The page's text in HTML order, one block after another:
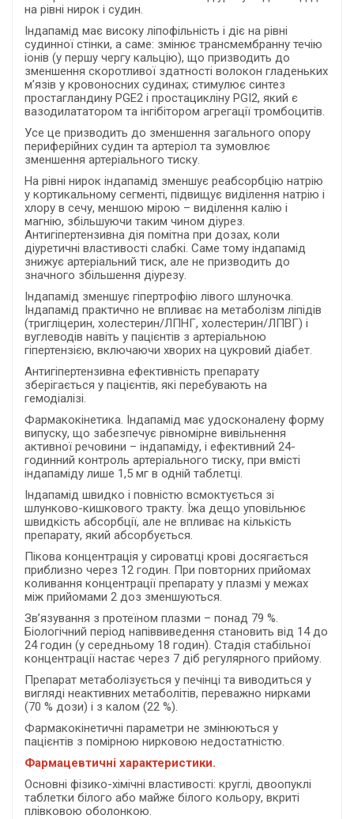
на рівні нирок і судин.
Індапамід має високу ліпофільність і діє на рівні
судинної стінки, а саме: змінює трансмембранну течію
іонів (у першу чергу кальцію), що призводить до
зменшення скоротливої здатності волокон гладеньких
м’язів у кровоносних судинах; стимулює синтез
простагландину PGE2 i простациклiну PGI2, який є
вазодилататором та iнгiбiтором агрегацiї тромбоцитiв.
Усе це призводить до зменшення загального опору
периферійних судин та артеріол та зумовлює
зменшення артеріального тиску.
На рівні нирок індапамiд зменшує реабсорбцiю натрiю
у кортикальному сегментi, пiдвищує видiлення натрiю i
хлору в сечу, меншою мiрою – видiлення калiю i
магнiю, збiльшуючи таким чином дiурез.
Антигiпертензивна дiя помiтна при дозах, коли
дiуретичнi властивостi слабкi. Саме тому індапамід
знижує артеріальний тиск, але не призводить до
значного збільшення діурезу.
Індапамід зменшує гiпертрофiю лiвого шлуночка.
Індапамiд практично не впливає на метаболiзм лiпiдiв
(тригліцерин, холестерин/ЛПНГ, холестерин/ЛПВГ) і
вуглеводiв навiть у пацієнтів з артеріальною
гіпертензією, включаючи хворих на цукровий діабет.
Антигiпертензивна ефективність препарату
зберігається у пацієнтів, які перебувають на
гемодіалізі.
Фармакокінетика. Індапамід має удосконалену форму
випуску, що забезпечує рівномірне вивільнення
активної речовини – індапаміду, і ефективний 24-
годинний контроль артеріального тиску, при вмісті
індапаміду лише 1,5 мг в одній таблетці.
Індапамід швидко і повністю всмоктується зі
шлунково-кишкового тракту. Їжа дещо уповільнює
швидкість абсорбції, але не впливає на кількість
препарату, який абсорбується.
Пікова концентрація у сироватці крові досягається
приблизно через 12 годин. При повторних прийомах
коливання концентрації препарату у плазмі у межах
між прийомами 2 доз зменшуються.
Зв’язування з протеїном плазми – понад 79 %.
Бiологiчний перiод напiввиведення становить вiд 14 до
24 годин (у середньому 18 годин). Стадія стабільної
концентрації настає через 7 діб регулярного прийому.
Препарат метаболізується у печінці та виводиться у
вигляді неактивних метаболітів, переважно нирками
(70 % дози) i з калом (22 %).
Фармакокiнетичнi параметри не змiнюються у
пацiєнтiв з помірною нирковою недостатнiстю.
Фармацевтичні характеристики.
Основні фізико-хімічні властивості: круглі, двоопуклі
таблетки білого або майже білого кольору, вкриті
плівковою оболонкою.